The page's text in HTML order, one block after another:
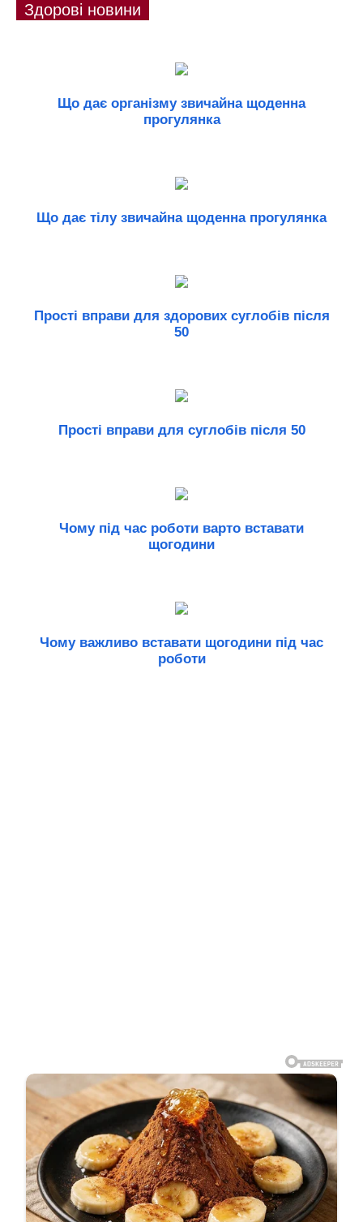
Здорові новини
Що дає організму звичайна щоденна
прогулянка
Що дає тілу звичайна щоденна прогулянка
Прості вправи для здорових суглобів після
50
Прості вправи для суглобів після 50
Чому під час роботи варто вставати
щогодини
Чому важливо вставати щогодини під час
роботи